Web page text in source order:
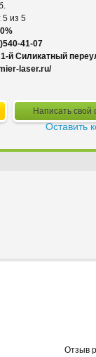
5 из 5
41-07
й Силикатный
laser.ru/
Написать свой
Оставить
Отзыв